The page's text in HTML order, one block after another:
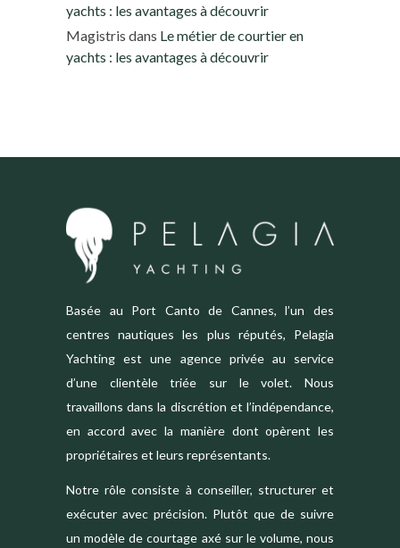
yachts : les avantages à découvrir
Magistris dans Le métier de courtier en
yachts : les avantages à découvrir
Basée au Port Canto de Cannes, l’un des
centres nautiques les plus réputés, Pelagia
Yachting est une agence privée au service
d’une clientèle triée sur le volet. Nous
travaillons dans la discrétion et l’indépendance,
en accord avec la manière dont opèrent les
propriétaires et leurs représentants.
Notre rôle consiste à conseiller, structurer et
exécuter avec précision. Plutôt que de suivre
un modèle de courtage axé sur le volume, nous